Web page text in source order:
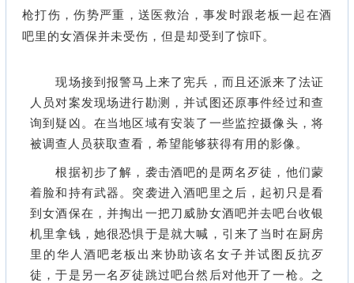
枪打伤，伤势严重，送医救治，事发时跟老板一起在酒
吧里的女酒保并未受伤，但是却受到了惊吓。
现场接到报警马上来了宪兵，而且还派来了法证
人员对案发现场进行勘测，并试图还原事件经过和查
询到疑凶。在当地区域有安装了一些监控摄像头，将
被调查人员获取查看，希望能够获得有用的影像。
根据初步了解，袭击酒吧的是两名歹徒，他们蒙
着脸和持有武器。突袭进入酒吧里之后，起初只是看
到女酒保在，并掏出一把刀威胁女酒吧并去吧台收银
机里拿钱，她很恐惧于是就大喊，引来了当时在厨房
里的华人酒吧老板出来协助该名女子并试图反抗歹
徒，于是另一名歹徒跳过吧台然后对他开了一枪。之